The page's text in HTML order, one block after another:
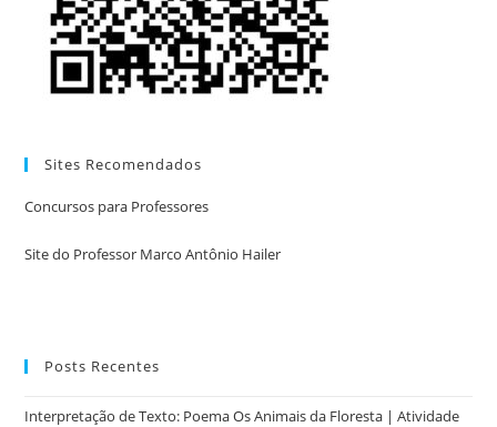
Sites Recomendados
Concursos para Professores
Site do Professor Marco Antônio Hailer
Posts Recentes
Interpretação de Texto: Poema Os Animais da Floresta | Atividade